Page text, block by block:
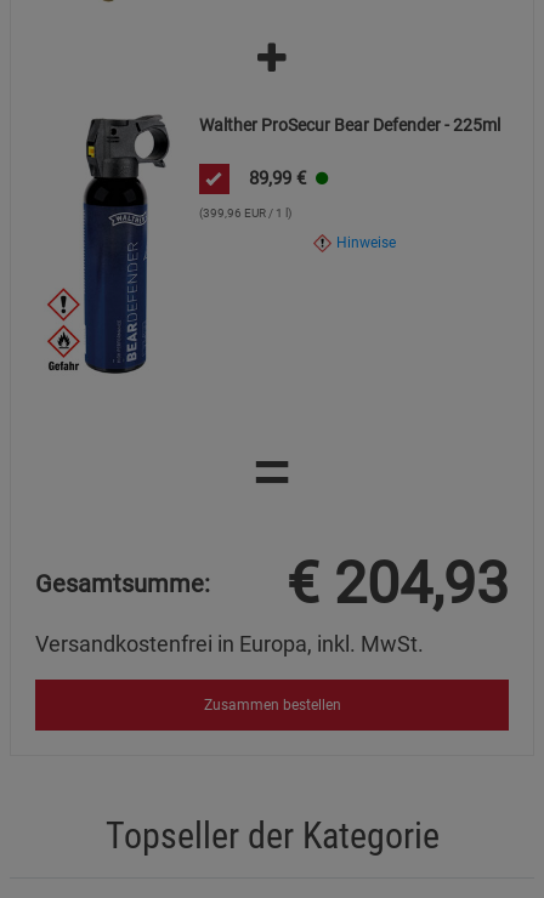
Walther ProSecur Bear Defender - 225ml
89,99 €
(399,96 EUR / 1 l)
Hinweise
=
Gesamtsumme: € 204,93
Versandkostenfrei in Europa, inkl. MwSt.
Zusammen bestellen
Topseller der Kategorie
Marketing Cookies (3)
Beschreibung Marketing Cookies
anzeigen